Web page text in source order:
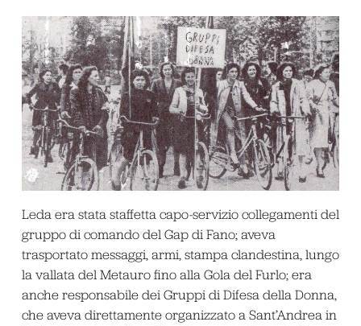
Leda era stata staffetta capo-servizio collegamenti del
gruppo di comando del Gap di Fano; aveva
trasportato messaggi, armi, stampa clandestina, lungo
la vallata del Metauro fino alla Gola del Furlo; era
anche responsabile dei Gruppi di Difesa della Donna,
che aveva direttamente organizzato a Sant’Andrea in